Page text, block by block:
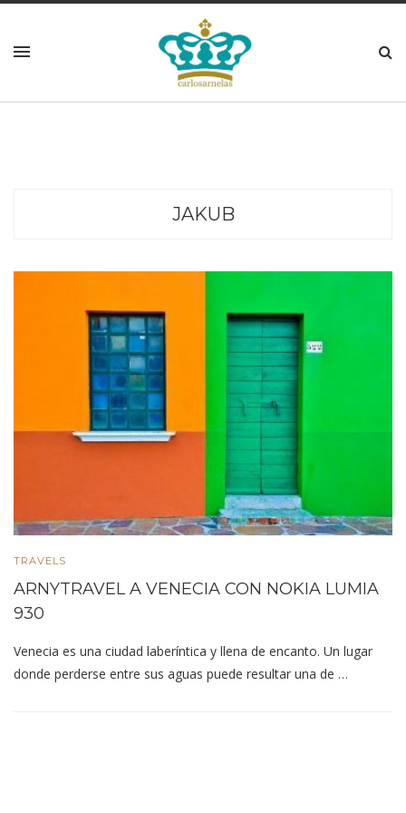
JAKUB
TRAVELS
ARNYTRAVEL A VENECIA CON NOKIA LUMIA
930
Venecia es una ciudad laberíntica y llena de encanto. Un lugar
donde perderse entre sus aguas puede resultar una de …